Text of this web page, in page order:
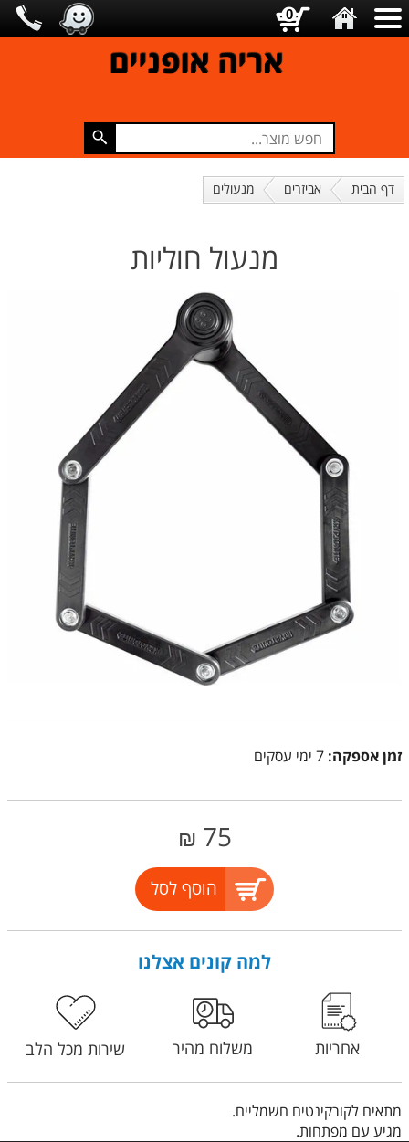
אריה אופניים
דף הבית אביזרים מנעולים
מנעול חוליות
זמן אספקה: 7 ימי עסקים
75
₪
הוסף לסל
למה קונים אצלנו
אחריות משלוח מהיר שירות מכל הלב
מתאים לקורקינטים חשמליים.
מגיע עם מפתחות.
0